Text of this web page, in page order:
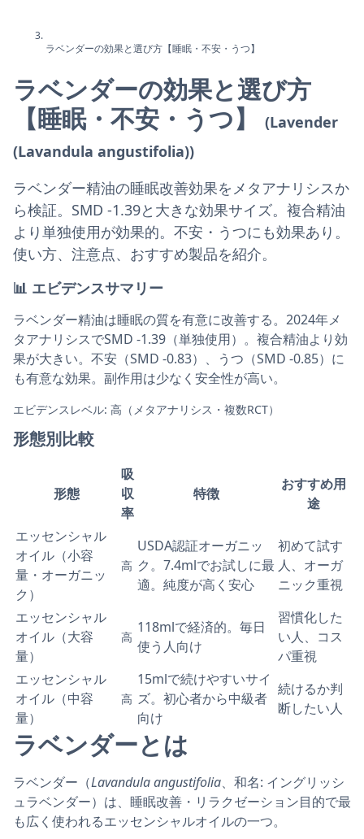
ラベンダーの効果と選び方【睡眠・不安・うつ】
ラベンダーの効果と選び方
【睡眠・不安・うつ】
(Lavender
(Lavandula angustifolia))
ラベンダー精油の睡眠改善効果をメタアナリシスか
ら検証。SMD -1.39と大きな効果サイズ。複合精油
より単独使用が効果的。不安・うつにも効果あり。
使い方、注意点、おすすめ製品を紹介。
📊 エビデンスサマリー
ラベンダー精油は睡眠の質を有意に改善する。2024年メ
タアナリシスでSMD -1.39（単独使用）。複合精油より効
果が大きい。不安（SMD -0.83）、うつ（SMD -0.85）に
も有意な効果。副作用は少なく安全性が高い。
エビデンスレベル: 高（メタアナリシス・複数RCT）
形態別比較
形態
吸
収
率
特徴
おすすめ用
途
エッセンシャル
オイル（小容
量・オーガニッ
ク）
高
USDA認証オーガニッ
ク。7.4mlでお試しに最
適。純度が高く安心
初めて試す
人、オーガ
ニック重視
エッセンシャル
オイル（大容
量）
高
118mlで経済的。毎日
使う人向け
習慣化した
い人、コス
パ重視
エッセンシャル
オイル（中容
量）
高
15mlで続けやすいサイ
ズ。初心者から中級者
向け
続けるか判
断したい人
ラベンダーとは
ラベンダー（Lavandula angustifolia、和名: イングリッシ
ュラベンダー）は、睡眠改善・リラクゼーション目的で最
も広く使われるエッセンシャルオイルの一つ。